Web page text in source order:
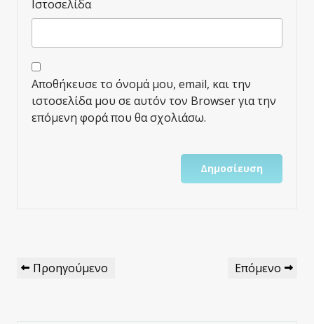
Ιστοσελίδα
Αποθήκευσε το όνομά μου, email, και την
ιστοσελίδα μου σε αυτόν τον Browser για την
επόμενη φορά που θα σχολιάσω.
Πλοήγηση
Άρθρων
Προηγούμενο
Προηγούμενο
Επόμενο
Επόμενο